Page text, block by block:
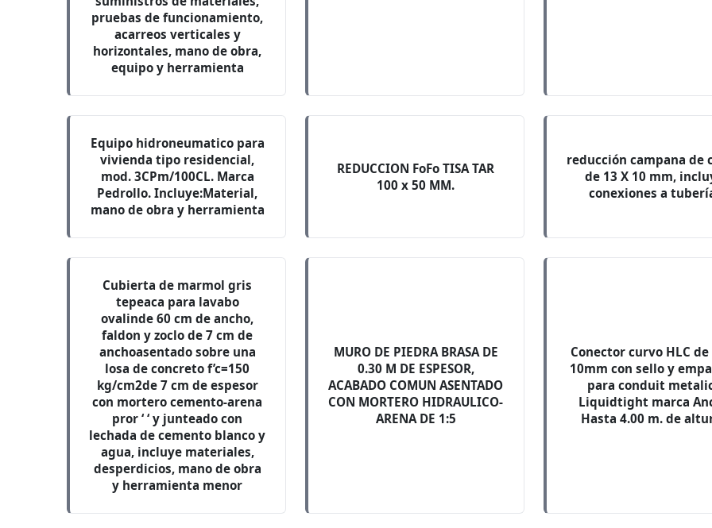
pruebas de funcionamiento,
acarreos verticales y
horizontales, mano de obra,
equipo y herramienta
Equipo hidroneumatico para
vivienda tipo residencial,
mod. 3CPm/100CL. Marca
Pedrollo. Incluye:Material,
mano de obra y herramienta
REDUCCION FoFo TISA TAR
100 x 50 MM.
reducción campana de
de 13 X 10 mm,
conexiones a
Cubierta de marmol gris
tepeaca para lavabo
ovalinde 60 cm de ancho,
faldon y zoclo de 7 cm de
anchoasentado sobre una
losa de concreto f’c=150
kg/cm2de 7 cm de espesor
con mortero cemento-arena
pror ‘ ‘ y junteado con
lechada de cemento blanco y
agua, incluye materiales,
desperdicios, mano de obra
y herramienta menor
MURO DE PIEDRA BRASA DE
0.30 M DE ESPESOR,
ACABADO COMUN ASENTADO
CON MORTERO HIDRAULICO-
ARENA DE 1:5
Conector curvo HLC de
10mm con sello y
para conduit
Liquidtight marca
Hasta 4.00 m. de